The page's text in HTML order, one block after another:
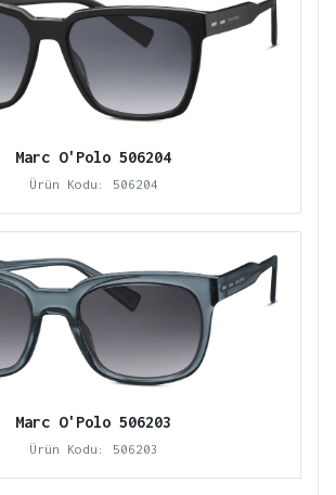
Marc O'Polo 506204
Ürün Kodu: 506204
Marc O'Polo 506203
Ürün Kodu: 506203